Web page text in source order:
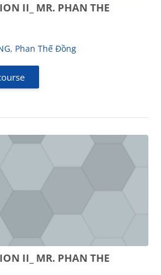
II_ MR. PHAN THE
, Phan Thế Đồng
II_ MR. PHAN THE